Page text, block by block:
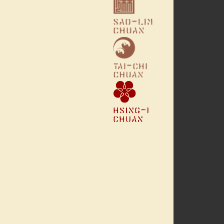
TAÏ-CHI CHUAN
(TAIJI QUAN)
HSING-I (XING-YI)